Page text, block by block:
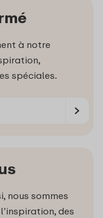
à notre
spéciales.
nous sommes
des